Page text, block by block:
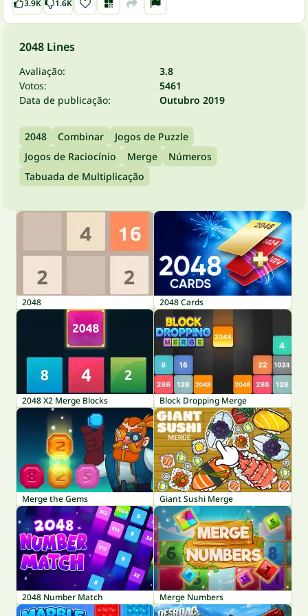
3.9K 1.6K
2048 Lines
Avaliação:
3.8
Votos:
5461
Data de publicação:
Outubro 2019
2048 Combinar
Jogos de Puzzle
Jogos de Raciocínio
Merge
Números
Tabuada de Multiplicação
2048 2048 Cards
2048 X2 Merge Blocks Block Dropping Merge
Merge the Gems Giant Sushi Merge
2048 Number Match Merge Numbers